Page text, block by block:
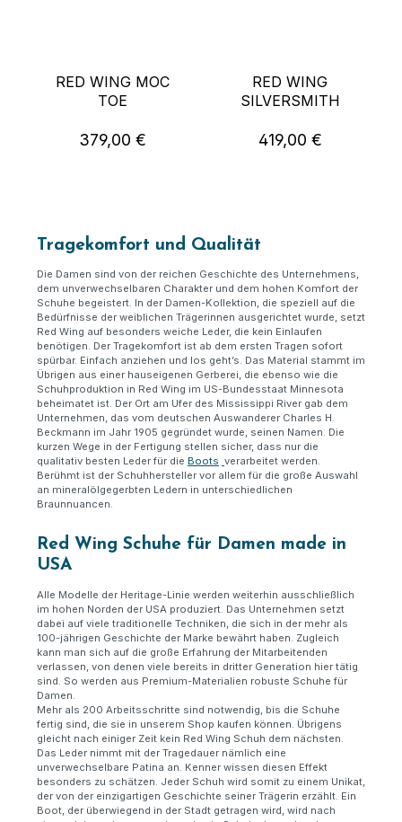
RED WING MOC
TOE
Regulärer Preis:
379,00 €
RED WING
SILVERSMITH
Regulärer Preis:
419,00 €
Tragekomfort und Qualität
Die Damen sind von der reichen Geschichte des Unternehmens,
dem unverwechselbaren Charakter und dem hohen Komfort der
Schuhe begeistert. In der Damen-Kollektion, die speziell auf die
Bedürfnisse der weiblichen Trägerinnen ausgerichtet wurde, setzt
Red Wing auf besonders weiche Leder, die kein Einlaufen
benötigen. Der Tragekomfort ist ab dem ersten Tragen sofort
spürbar. Einfach anziehen und los geht’s. Das Material stammt im
Übrigen aus einer hauseigenen Gerberei, die ebenso wie die
Schuhproduktion in Red Wing im US-Bundesstaat Minnesota
beheimatet ist. Der Ort am Ufer des Mississippi River gab dem
Unternehmen, das vom deutschen Auswanderer Charles H.
Beckmann im Jahr 1905 gegründet wurde, seinen Namen. Die
kurzen Wege in der Fertigung stellen sicher, dass nur die
qualitativ besten Leder für die Boots verarbeitet werden.
Berühmt ist der Schuhhersteller vor allem für die große Auswahl
an mineralölgegerbten Ledern in unterschiedlichen
Braunnuancen.
Red Wing Schuhe für Damen made in
USA
Alle Modelle der Heritage-Linie werden weiterhin ausschließlich
im hohen Norden der USA produziert. Das Unternehmen setzt
dabei auf viele traditionelle Techniken, die sich in der mehr als
100-jährigen Geschichte der Marke bewährt haben. Zugleich
kann man sich auf die große Erfahrung der Mitarbeitenden
verlassen, von denen viele bereits in dritter Generation hier tätig
sind. So werden aus Premium-Materialien robuste Schuhe für
Damen.
Mehr als 200 Arbeitsschritte sind notwendig, bis die Schuhe
fertig sind, die sie in unserem Shop kaufen können. Übrigens
gleicht nach einiger Zeit kein Red Wing Schuh dem nächsten.
Das Leder nimmt mit der Tragedauer nämlich eine
unverwechselbare Patina an. Kenner wissen diesen Effekt
besonders zu schätzen. Jeder Schuh wird somit zu einem Unikat,
der von der einzigartigen Geschichte seiner Trägerin erzählt. Ein
Boot, der überwiegend in der Stadt getragen wird, wird nach